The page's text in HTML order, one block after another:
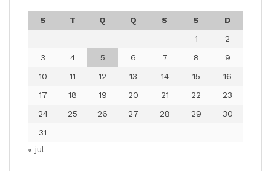
S T Q Q S S
D
1
2
3
4 5 6 7 8
9
10
11 12 13 14 15
16
17
18 19 20 21 22
23
24
25 26 27 28 29
30
31
« jul